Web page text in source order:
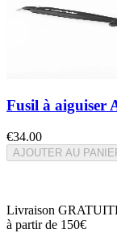
Fusil à aiguiser
€34.00
AJOUTER AU
Livraison
à partir de 150€